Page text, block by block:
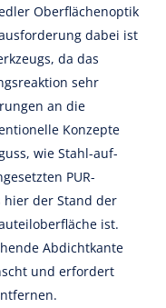
Oberflächenoptik
dabei ist
da das
sehr
an die
Konzepte
wie Stahl-auf-
PUR-
hier der Stand der
ist.
Abdichtkante
und erfordert